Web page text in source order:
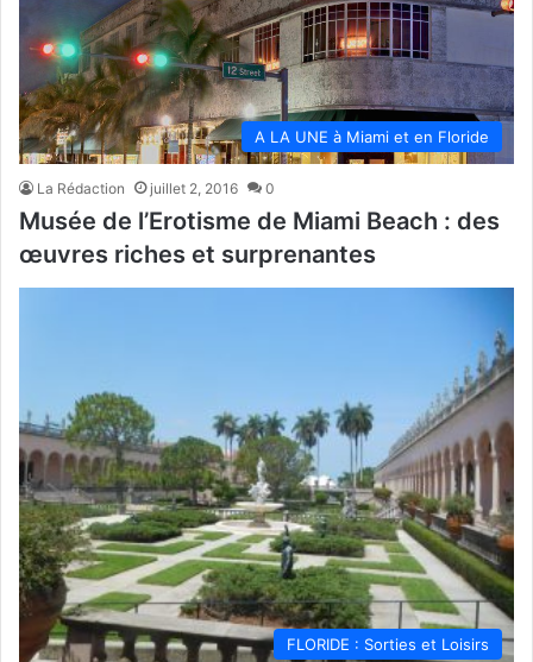
A LA UNE à Miami et en Floride
La Rédaction juillet 2, 2016 0
Musée de l’Erotisme de Miami Beach : des
œuvres riches et surprenantes
FLORIDE : Sorties et Loisirs